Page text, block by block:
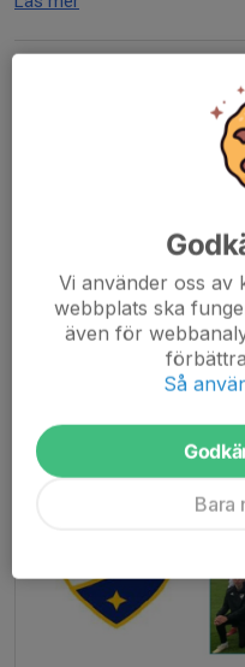
Medlemsavgifter
0
Idag går fakturor ut för
Alla aktiva spelare som
och som kallelser kommer
Årsfest 2021 -
26 okt 2021 0
Vi använder oss
webbplats ska
även för
Så
Bara